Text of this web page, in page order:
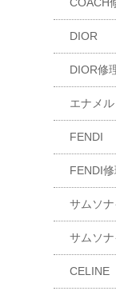
DIOR
DIOR修
エナメル
FENDI
FENDI修
サムソナ
サムソ
CELINE